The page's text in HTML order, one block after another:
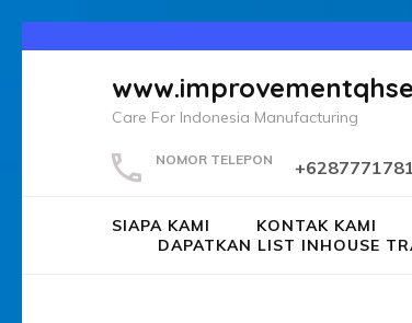
Care For Indonesia Manufacturing
NOMOR TELEPON
SIAPA KAMI KONTAK KAMI
DAPATKAN LIST INHOUSE